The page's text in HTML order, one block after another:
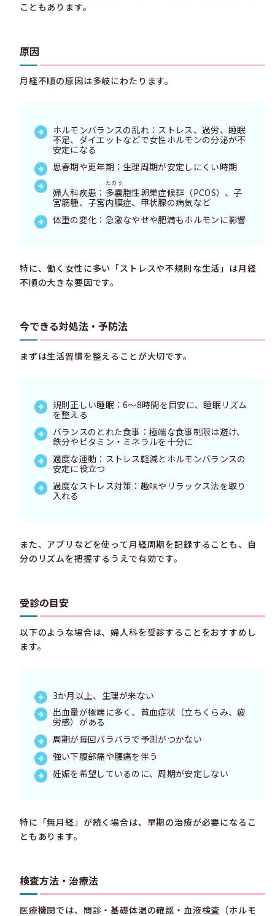
こともあります。
原因
月経不順の原因は多岐にわたります。
ホルモンバランスの乱れ：ストレス、過労、睡眠
不足、ダイエットなどで女性ホルモンの分泌が不
安定になる
思春期や更年期：生理周期が安定しにくい時期
婦人科疾患： 多嚢
たのう
胞性卵巣症候群（PCOS）、子
宮筋腫、子宮内膜症、甲状腺の病気など
体重の変化：急激なやせや肥満もホルモンに影響
特に、働く女性に多い「ストレスや不規則な生活」は月経
不順の大きな要因です。
今できる対処法・予防法
まずは生活習慣を整えることが大切です。
規則正しい睡眠：6〜8時間を目安に、睡眠リズム
を整える
バランスのとれた食事：極端な食事制限は避け、
鉄分やビタミン・ミネラルを十分に
適度な運動：ストレス軽減とホルモンバランスの
安定に役立つ
過度なストレス対策：趣味やリラックス法を取り
入れる
また、アプリなどを使って月経周期を記録することも、自
分のリズムを把握するうえで有効です。
受診の目安
以下のような場合は、婦人科を受診することをおすすめし
ます。
3か月以上、生理が来ない
出血量が極端に多く、貧血症状（立ちくらみ、疲
労感）がある
周期が毎回バラバラで予測がつかない
強い下腹部痛や腰痛を伴う
妊娠を希望しているのに、周期が安定しない
特に「無月経」が続く場合は、早期の治療が必要になるこ
ともあります。
検査方法・治療法
医療機関では、問診・基礎体温の確認・血液検査（ホルモ